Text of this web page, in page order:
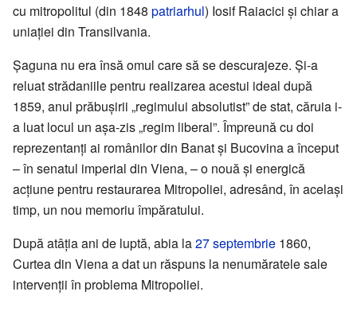
cu mitropolitul (din 1848 patriarhul) Iosif Raiacici și chiar a
uniației din Transilvania.
Șaguna nu era însă omul care să se descurajeze. Și-a
reluat strădaniile pentru realizarea acestui ideal după
1859, anul prăbușirii „regimului absolutist” de stat, căruia i-
a luat locul un așa-zis „regim liberal”. Împreună cu doi
reprezentanți ai românilor din Banat și Bucovina a început
– în senatul imperial din Viena, – o nouă și energică
acțiune pentru restaurarea Mitropoliei, adresând, în același
timp, un nou memoriu împăratului.
După atâția ani de luptă, abia la27 septembrie 1860,
Curtea din Viena a dat un răspuns la nenumăratele sale
intervenții în problema Mitropoliei.